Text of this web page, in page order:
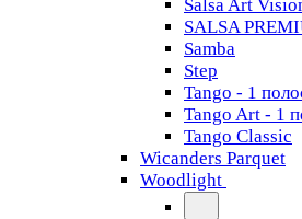
Salsa Art
SALSA
Samba
Step
Tango - 1
Tango Art - 1
Tango Classiс
Wicanders Parquet
Woodlight